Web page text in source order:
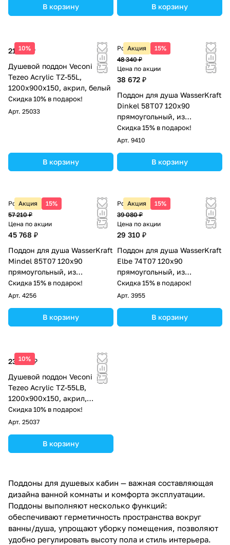
В корзину В корзину
10%
21 173 ₽
Душевой поддон Veconi
Tezeo Acrylic TZ-55L,
1200х900х150, акрил, белый
Скидка 10% в подарок!
Арт. 25033
В корзину
Акция 15%
Розничная цена
48 340 ₽
Цена по акции
38 672 ₽
Поддон для душа WasserKraft
Dinkel 58T07 120х90
прямоугольный, из
искусственного камня,
белый глянец
Скидка 15% в подарок!
Арт. 9410
В корзину
Акция 15%
Розничная цена
57 210 ₽
Цена по акции
45 768 ₽
Поддон для душа WasserKraft
Mindel 85T07 120х90
прямоугольный, из
искусственного камня,
белый матовый
Скидка 15% в подарок!
Арт. 4256
В корзину
Акция 15%
Розничная цена
39 080 ₽
Цена по акции
29 310 ₽
Поддон для душа WasserKraft
Elbe 74T07 120х90
прямоугольный, из
стеклопластика, черный
Скидка 15% в подарок!
Арт. 3955
В корзину
10%
23 302 ₽
Душевой поддон Veconi
Tezeo Acrylic TZ-55LB,
1200х900х150, акрил,
черный
Скидка 10% в подарок!
Арт. 25037
В корзину
Поддоны для душевых кабин — важная составляющая
дизайна ванной комнаты и комфорта эксплуатации.
Поддоны выполняют несколько функций:
обеспечивают герметичность пространства вокруг
ванны/душа, упрощают уборку помещения, позволяют
удобно регулировать высоту пола и стиль интерьера.